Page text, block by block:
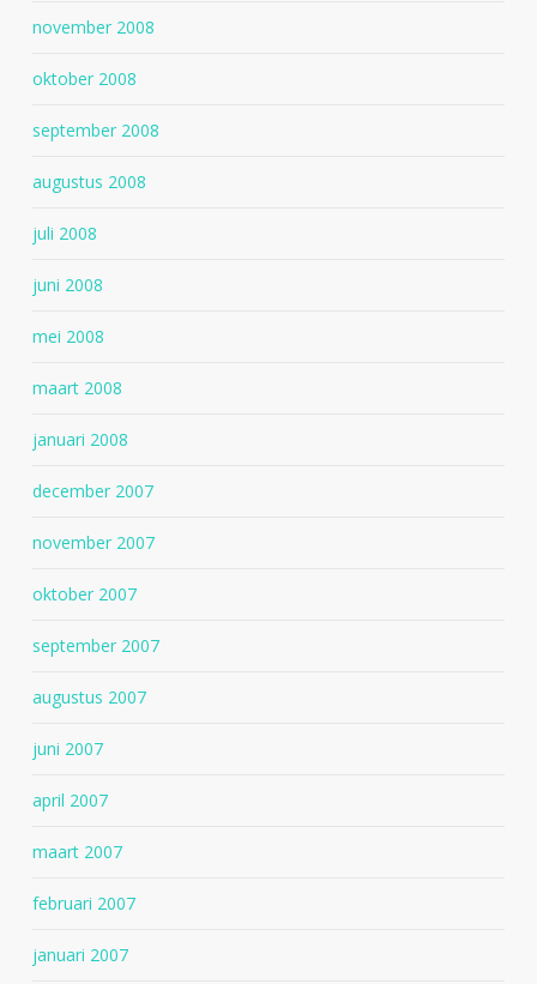
november 2008
oktober 2008
september 2008
augustus 2008
juli 2008
juni 2008
mei 2008
maart 2008
januari 2008
december 2007
november 2007
oktober 2007
september 2007
augustus 2007
juni 2007
april 2007
maart 2007
februari 2007
januari 2007